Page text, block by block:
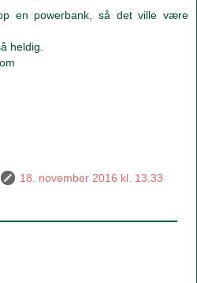
en powerbank, så det ville være
heldig.
18. november 2016 kl. 13.33